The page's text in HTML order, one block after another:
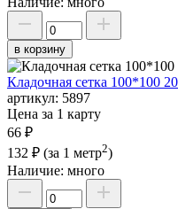
в корзину
Кладочная сетка 100*100
артикул: 5897
Цена за 1 карту
66 ₽
132 ₽ (за 1 метр2)
Наличие: много